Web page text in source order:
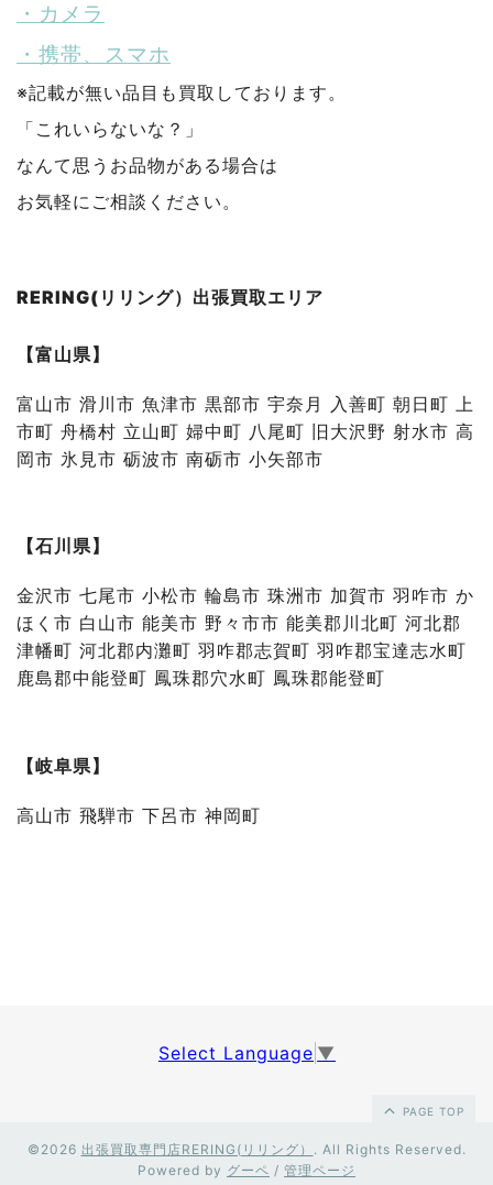
・カメラ
・携帯、スマホ
※記載が無い品目も買取しております。
「これいらないな？」
なんて思うお品物がある場合は
お気軽にご相談ください。
RERING(リリング）出張買取エリア
【富山県】
富山市 滑川市 魚津市 黒部市 宇奈月 入善町 朝日町 上
市町 舟橋村 立山町 婦中町 八尾町 旧大沢野 射水市 高
岡市 氷見市 砺波市 南砺市 小矢部市
【石川県】
金沢市 七尾市 小松市 輪島市 珠洲市 加賀市 羽咋市 か
ほく市 白山市 能美市 野々市市 能美郡川北町 河北郡
津幡町 河北郡内灘町 羽咋郡志賀町 羽咋郡宝達志水町
鹿島郡中能登町 鳳珠郡穴水町 鳳珠郡能登町
【岐阜県】
高山市 飛騨市 下呂市 神岡町
Select Language ▼
PAGE TOP
©2026 出張買取専門店RERING(リリング） . All Rights Reserved.
Powered by グーペ / 管理ページ